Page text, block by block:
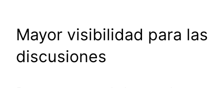
Mayor visibilidad para las
discusiones